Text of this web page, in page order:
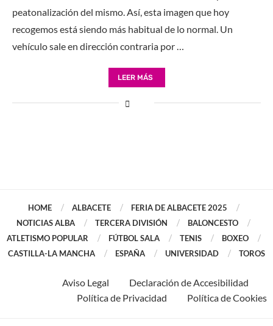
peatonalización del mismo. Así, esta imagen que hoy
recogemos está siendo más habitual de lo normal. Un
vehículo sale en dirección contraria por …
LEER MÁS
HOME ALBACETE
FERIA DE ALBACETE 2025
NOTICIAS ALBA
TERCERA DIVISIÓN
BALONCESTO
ATLETISMO POPULAR
FÚTBOL SALA TENIS
BOXEO
CASTILLA-LA MANCHA
ESPAÑA UNIVERSIDAD TOROS
Aviso Legal
Declaración de Accesibilidad
Política de Privacidad
Política de Cookies